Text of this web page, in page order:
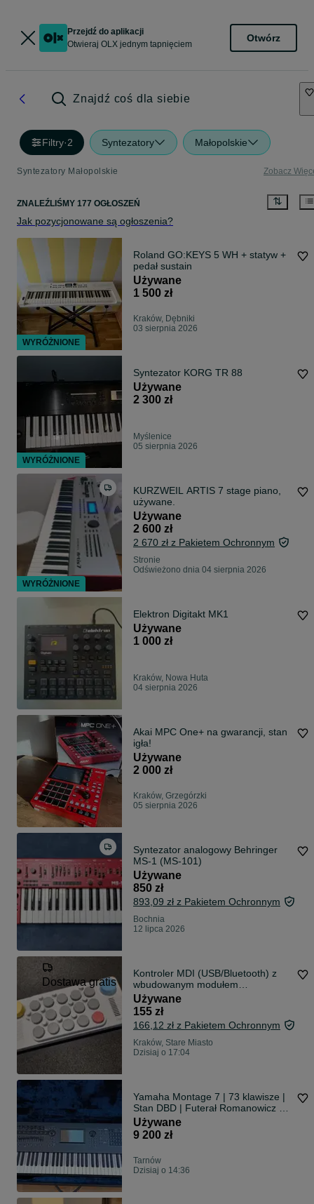
Przejdź do aplikacji
Otwieraj OLX jednym tapnięciem
Otwórz
Znajdź coś dla siebie
Filtry·2 Syntezatory Małopolskie
Syntezatory Małopolskie Zobacz
ZNALEŹLIŚMY 177 OGŁOSZEŃ
Jak pozycjonowane są ogłoszenia?
Roland GO:KEYS 5 WH + statyw +
pedał sustain
Używane
1 500 zł
Kraków, Dębniki
03 sierpnia 2026
Syntezator KORG TR 88
Używane
2 300 zł
Myślenice
05 sierpnia 2026
KURZWEIL ARTIS 7 stage piano,
używane.
Używane
2 600 zł
2 670 zł z Pakietem Ochronnym
Stronie
Odświeżono dnia 04 sierpnia 2026
Elektron Digitakt MK1
Używane
1 000 zł
Kraków, Nowa Huta
04 sierpnia 2026
Akai MPC One+ na gwarancji, stan
igła!
Używane
2 000 zł
Kraków, Grzegórzki
05 sierpnia 2026
Syntezator analogowy Behringer
MS-1 (MS-101)
Używane
850 zł
893,09 zł z Pakietem Ochronnym
Bochnia
12 lipca 2026
Dostawa gratis
Kontroler MDI (USB/Bluetooth) z
wbudowanym modułem
brzmieniowym, głosnikiem (również
BT) i baterią - EASYPLAY 1
Używane
155 zł
166,12 zł z Pakietem Ochronnym
Kraków, Stare Miasto
Dzisiaj o 17:04
Yamaha Montage 7 | 73 klawisze |
Stan DBD | Futerał Romanowicz -
Faktura ZW
Używane
9 200 zł
Tarnów
Dzisiaj o 14:36
WYRÓŻNIONE
WYRÓŻNIONE
WYRÓŻNIONE